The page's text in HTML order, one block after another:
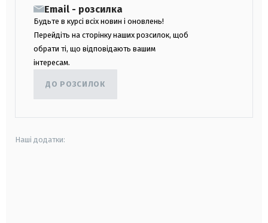
Email - розсилка
Будьте в курсі всіх новин і оновлень!
Перейдіть на сторінку наших розсилок, щоб
обрати ті, що відповідають вашим
інтересам.
ДО РОЗСИЛОК
Наші додатки: